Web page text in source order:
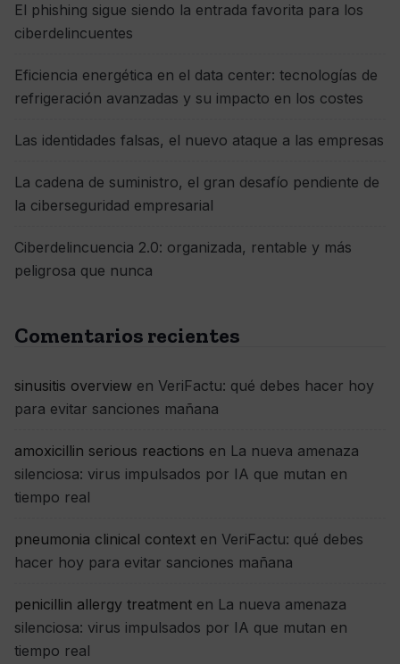
El phishing sigue siendo la entrada favorita para los
ciberdelincuentes
Eficiencia energética en el data center: tecnologías de
refrigeración avanzadas y su impacto en los costes
Las identidades falsas, el nuevo ataque a las empresas
La cadena de suministro, el gran desafío pendiente de
la ciberseguridad empresarial
Ciberdelincuencia 2.0: organizada, rentable y más
peligrosa que nunca
Comentarios recientes
sinusitis overview en VeriFactu: qué debes hacer hoy
para evitar sanciones mañana
amoxicillin serious reactions en La nueva amenaza
silenciosa: virus impulsados por IA que mutan en
tiempo real
pneumonia clinical context en VeriFactu: qué debes
hacer hoy para evitar sanciones mañana
penicillin allergy treatment en La nueva amenaza
silenciosa: virus impulsados por IA que mutan en
tiempo real